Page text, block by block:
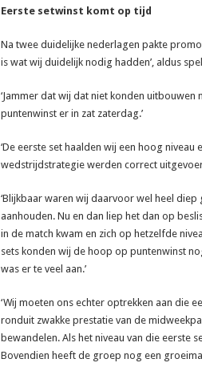
Eerste setwinst komt op tijd
Na twee duidelijke nederlagen pakte
is wat wij duidelijk nodig hadden’, aldus
‘Jammer dat wij dat niet konden
puntenwinst er in zat zaterdag.’
‘De eerste set haalden wij een hoog
wedstrijdstrategie werden correct
‘Blijkbaar waren wij daarvoor wel heel
aanhouden. Nu en dan liep het dan op
in de match kwam en zich op hetzelfde
sets konden wij de hoop op puntenwinst
was er te veel aan.’
‘Wij moeten ons echter optrekken aan die
ronduit zwakke prestatie van de
bewandelen. Als het niveau van die eerste
Bovendien heeft de groep nog een